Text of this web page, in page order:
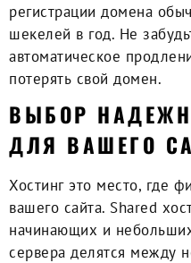
регистрации домена
шекелей в год. Не
автоматическое
потерять свой домен.
ВЫБОР
ДЛЯ ВАШЕГО
Хостинг это место, где
вашего сайта. Shared
начинающих и
сервера делятся между